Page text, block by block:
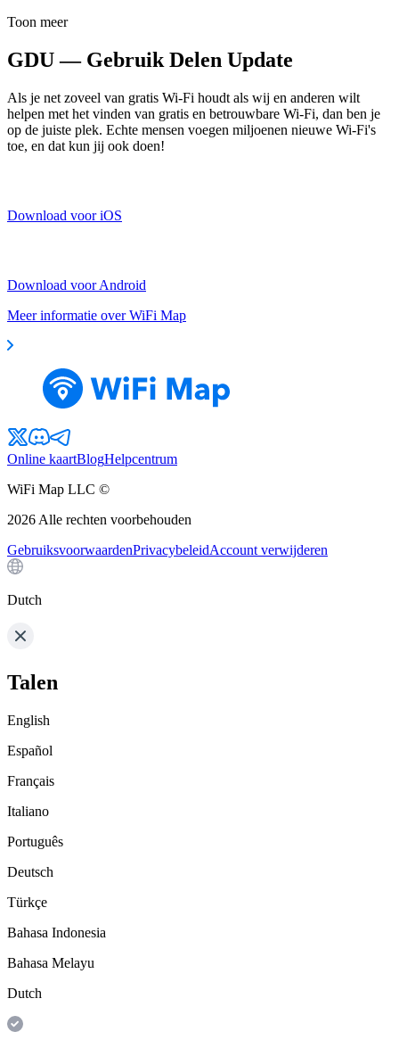
Toon meer
GDU — Gebruik Delen Update
Als je net zoveel van gratis Wi-Fi houdt als wij en anderen wilt
helpen met het vinden van gratis en betrouwbare Wi-Fi, dan ben je
op de juiste plek. Echte mensen voegen miljoenen nieuwe Wi-Fi's
toe, en dat kun jij ook doen!
Download voor iOS
Download voor Android
Meer informatie over WiFi Map
Online kaartBlogHelpcentrum
WiFi Map LLC ©
2026 Alle rechten voorbehouden
GebruiksvoorwaardenPrivacybeleidAccount verwijderen
Dutch
Talen
English
Español
Français
Italiano
Português
Deutsch
Türkçe
Bahasa Indonesia
Bahasa Melayu
Dutch